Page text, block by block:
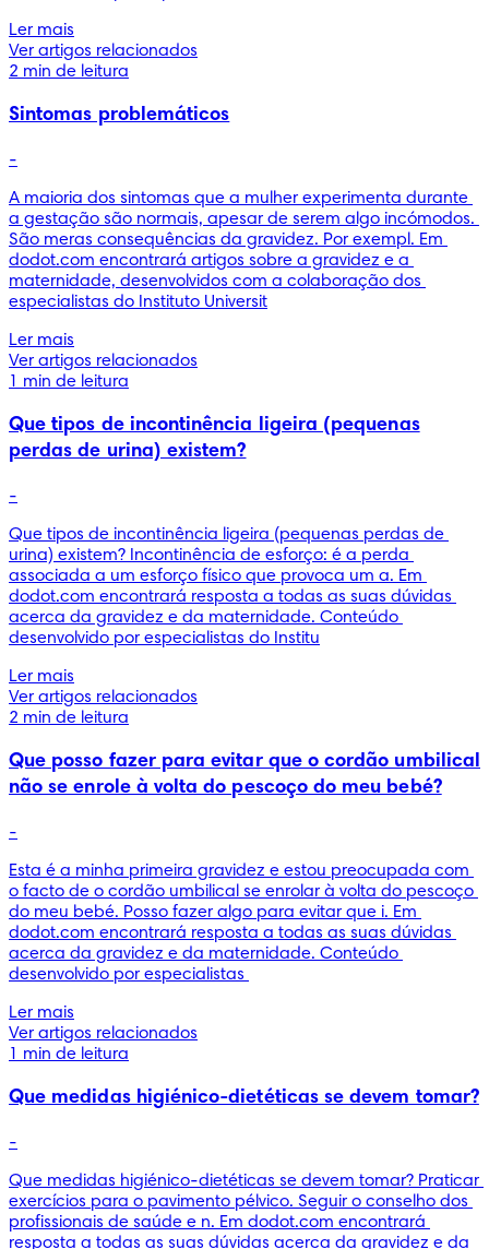
Ler mais
Ver artigos relacionados
2 min de leitura
Sintomas problemáticos
-
A maioria dos sintomas que a mulher experimenta durante
a gestação são normais, apesar de serem algo incómodos.
São meras consequências da gravidez. Por exempl. Em
dodot.com encontrará artigos sobre a gravidez e a
maternidade, desenvolvidos com a colaboração dos
especialistas do Instituto Universit
Ler mais
Ver artigos relacionados
1 min de leitura
Que tipos de incontinência ligeira (pequenas
perdas de urina) existem?
-
Que tipos de incontinência ligeira (pequenas perdas de
urina) existem? Incontinência de esforço: é a perda
associada a um esforço físico que provoca um a. Em
dodot.com encontrará resposta a todas as suas dúvidas
acerca da gravidez e da maternidade. Conteúdo
desenvolvido por especialistas do Institu
Ler mais
Ver artigos relacionados
2 min de leitura
Que posso fazer para evitar que o cordão umbilical
não se enrole à volta do pescoço do meu bebé?
-
Esta é a minha primeira gravidez e estou preocupada com
o facto de o cordão umbilical se enrolar à volta do pescoço
do meu bebé. Posso fazer algo para evitar que i. Em
dodot.com encontrará resposta a todas as suas dúvidas
acerca da gravidez e da maternidade. Conteúdo
desenvolvido por especialistas
Ler mais
Ver artigos relacionados
1 min de leitura
Que medidas higiénico-dietéticas se devem tomar?
-
Que medidas higiénico-dietéticas se devem tomar? Praticar
exercícios para o pavimento pélvico. Seguir o conselho dos
profissionais de saúde e n. Em dodot.com encontrará
resposta a todas as suas dúvidas acerca da gravidez e da